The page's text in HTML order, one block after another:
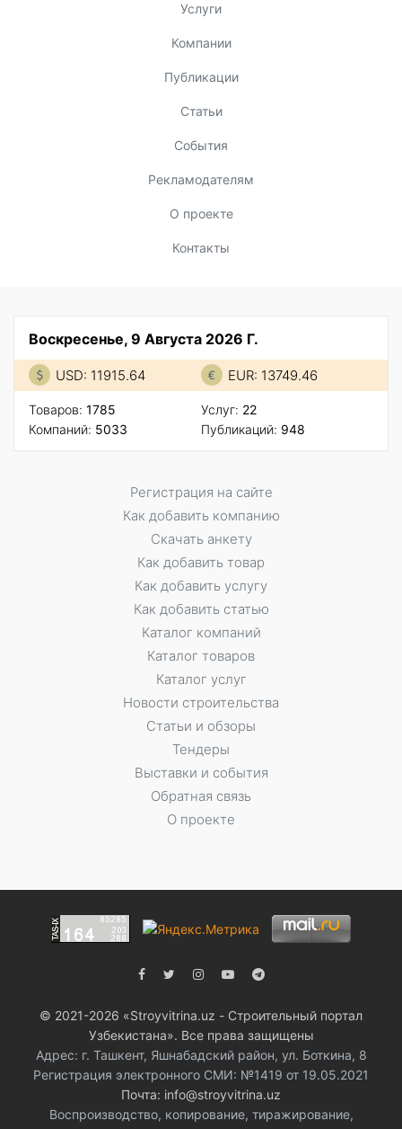
Услуги
Компании
Публикации
Статьи
События
Рекламодателям
О проекте
Контакты
Воскресенье, 9 Августа 2026 Г.
USD: 11915.64 EUR: 13749.46
Товаров: 1785
Компаний: 5033
Услуг: 22
Публикаций: 948
Регистрация на сайте
Как добавить компанию
Скачать анкету
Как добавить товар
Как добавить услугу
Как добавить статью
Каталог компаний
Каталог товаров
Каталог услуг
Новости строительства
Статьи и обзоры
Тендеры
Выставки и события
Обратная связь
О проекте
© 2021-2026 «Stroyvitrina.uz - Строительный портал
Узбекистана». Все права защищены
Адрес: г. Ташкент, Яшнабадский район, ул. Боткина, 8
Регистрация электронного СМИ: №1419 от 19.05.2021
Почта: info@stroyvitrina.uz
Воспроизводство, копирование, тиражирование,